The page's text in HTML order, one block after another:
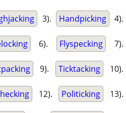
3). Handpicking 4).
6). Flyspecking 7).
9). Ticktacking 10).
12). Politicking 13).